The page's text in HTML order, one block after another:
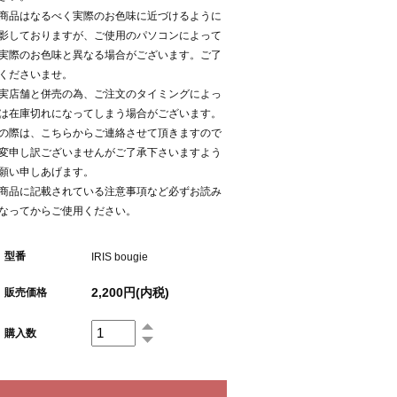
商品はなるべく実際のお色味に近づけるように
しておりますが、ご使用のパソコンによって
際のお色味と異なる場合がございます。ご了
ださいませ。
実店舗と併売の為、ご注文のタイミングによっ
在庫切れになってしまう場合がございます。
際は、こちらからご連絡させて頂きますので
申し訳ございませんがご了承下さいますよう
い申しあげます。
商品に記載されている注意事項など必ずお読み
ってからご使用ください。
型番 IRIS bougie
販売価格 2,200円(内税)
購入数